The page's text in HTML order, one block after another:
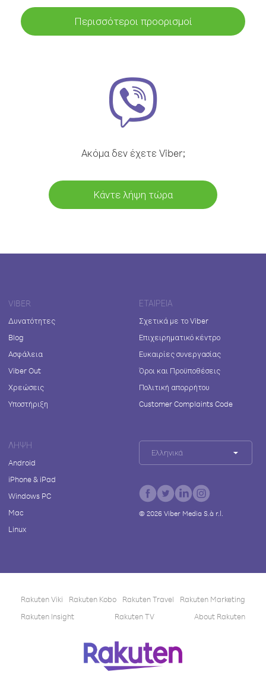
Περισσότεροι προορισμοί
Ακόμα δεν έχετε Viber;
Κάντε λήψη τώρα
VIBER
Δυνατότητες
Blog
Ασφάλεια
Viber Out
Χρεώσεις
Υποστήριξη
ΕΤΑΙΡΕΊΑ
Σχετικά με το Viber
Επιχειρηματικό κέντρο
Ευκαιρίες συνεργασίας
Όροι και Προϋποθέσεις
Πολιτική απορρήτου
Customer Complaints Code
ΛΉΨΗ
Android
iPhone & iPad
Windows PC
Mac
Linux
Ελληνικά
© 2026Viber Media S.à r.l.
Rakuten Viki Rakuten Kobo Rakuten Travel
Rakuten Marketing
Rakuten Insight
Rakuten TV About Rakuten